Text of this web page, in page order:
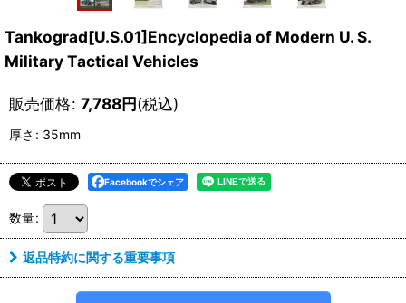
Tankograd[U.S.01]Encyclopedia of Modern U. S.
Military Tactical Vehicles
販売価格: 7,788円(税込)
厚さ : 35mm
Facebookでシェア
数量:
返品特約に関する重要事項